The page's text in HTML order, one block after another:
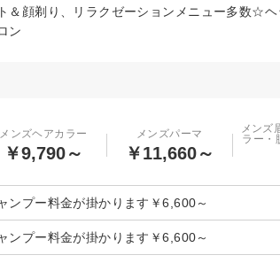
顔剃り、リラクゼーションメニュー多数☆
ン
メンズヘアカラー
￥9,790～
メンズパーマ
￥11,660～
メンズ
ラー・
ンプー料金が掛かります￥6,600～
ンプー料金が掛かります￥6,600～